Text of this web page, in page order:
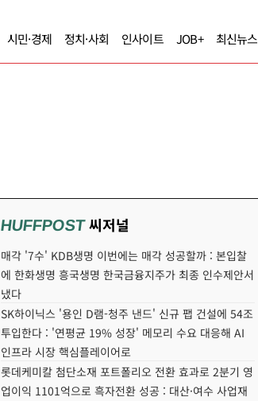
시민·경제 정치·사회 인사이트 JOB+ 최신뉴스
HUFFPOST씨저널
매각 '7수' KDB생명 이번에는 매각 성공할까 : 본입찰
에 한화생명 흥국생명 한국금융지주가 최종 인수제안서
냈다
SK하이닉스 '용인 D램-청주 낸드' 신규 팹 건설에 54조
투입한다 : '연평균 19% 성장' 메모리 수요 대응해 AI
인프라 시장 핵심플레이어로
롯데케미칼 첨단소재 포트폴리오 전환 효과로 2분기 영
업이익 1101억으로 흑자전환 성공 : 대산·여수 사업재